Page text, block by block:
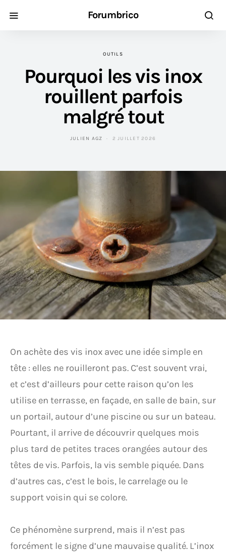
Forumbrico
OUTILS
Pourquoi les vis inox
rouillent parfois
malgré tout
JULIEN AGZ 2 JUILLET 2026
On achète des vis inox avec une idée simple en
tête : elles ne rouilleront pas. C’est souvent vrai,
et c’est d’ailleurs pour cette raison qu’on les
utilise en terrasse, en façade, en salle de bain, sur
un portail, autour d’une piscine ou sur un bateau.
Pourtant, il arrive de découvrir quelques mois
plus tard de petites traces orangées autour des
têtes de vis. Parfois, la vis semble piquée. Dans
d’autres cas, c’est le bois, le carrelage ou le
support voisin qui se colore.
Ce phénomène surprend, mais il n’est pas
forcément le signe d’une mauvaise qualité. L’inox